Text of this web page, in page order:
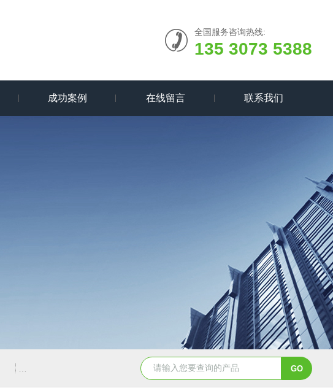
全国服务咨询热线:
135 3073 5388
成功案例 在线留言 联系我们
AA-2日本进口sumitomo住友化学*氧化铝粉 AA-07工业级精品